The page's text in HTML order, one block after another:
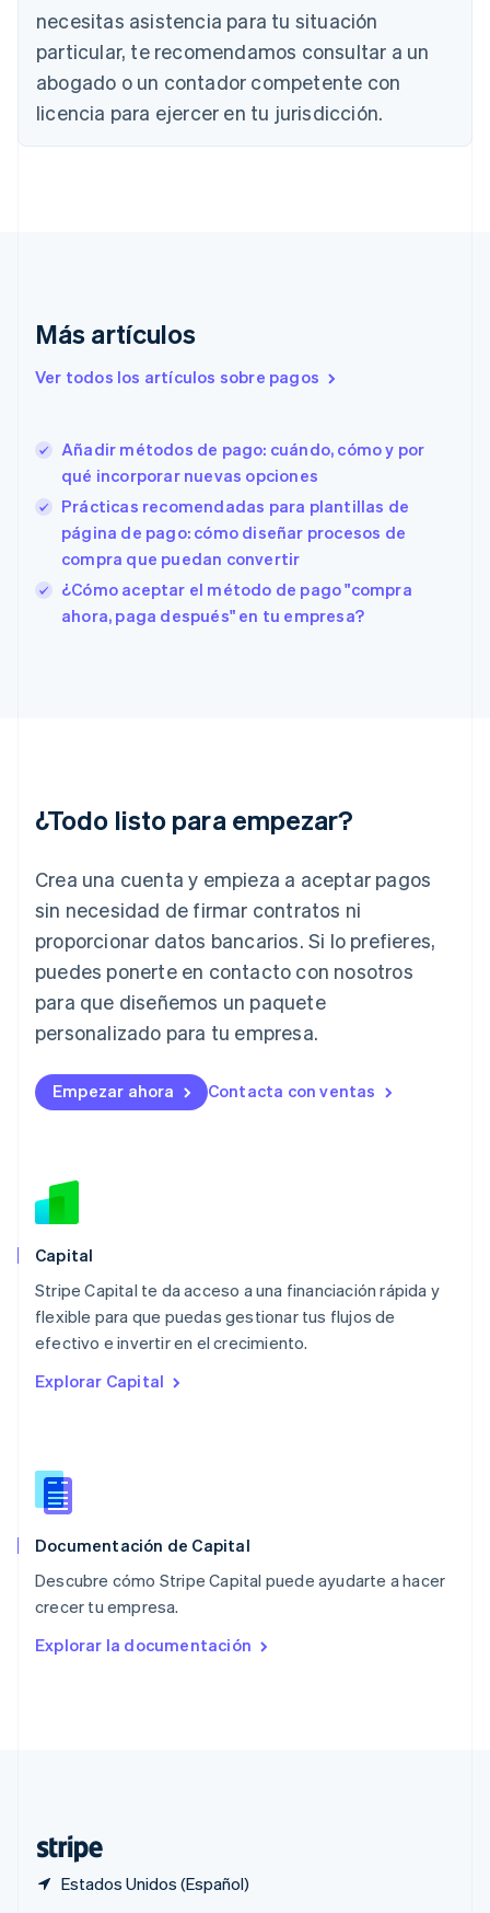
necesitas asistencia para tu situación
particular, te recomendamos consultar a un
abogado o un contador competente con
licencia para ejercer en tu jurisdicción.
Más artículos
Ver todos los artículos sobre pagos
Añadir métodos de pago: cuándo, cómo y por
qué incorporar nuevas opciones
Prácticas recomendadas para plantillas de
página de pago: cómo diseñar procesos de
compra que puedan convertir
¿Cómo aceptar el método de pago "compra
ahora, paga después" en tu empresa?
¿Todo listo para empezar?
Crea una cuenta y empieza a aceptar pagos
sin necesidad de firmar contratos ni
proporcionar datos bancarios. Si lo prefieres,
puedes ponerte en contacto con nosotros
para que diseñemos un paquete
personalizado para tu empresa.
Empezar ahora Contacta con ventas
Capital
Stripe Capital te da acceso a una financiación rápida y
flexible para que puedas gestionar tus flujos de
efectivo e invertir en el crecimiento.
Explorar Capital
Documentación de Capital
Descubre cómo Stripe Capital puede ayudarte a hacer
crecer tu empresa.
Explorar la documentación
Estados Unidos (Español)
Bulgaria
English
Canadá
EnglishFrançais
China continental
Eslovaquia
Eslovenia
EspañolEnglish
Estados Unidos
English
English
Finlandia
EnglishSvenska
Francia
Français English
Irlanda
Italia
English
Japón
日本語English
Letonia
Liechtenstein
DeutschEnglish
English
Luxemburgo
Malta
México
Español
English
Nueva Zelandia
English
NederlandsEnglish
Português
RAE de Hong Kong, China
Reino Unido
República Checa
English
English